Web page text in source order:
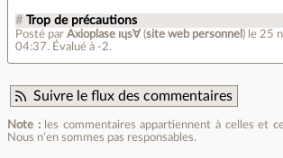
# Trop de précautions
Posté par Axioplase ıɥs∀ (site web personnel ) le 25
04:37. Évalué à -2.
Suivre le flux des commentaires
Note :les commentaires appartiennent à celles et
Nous n’en sommes pas responsables.